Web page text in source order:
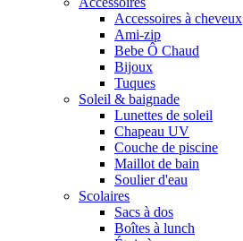
Accessoires à cheveux
Ami-zip
Bebe Ô Chaud
Bijoux
Tuques
Soleil & baignade
Lunettes de soleil
Chapeau UV
Couche de piscine
Maillot de bain
Soulier d'eau
Scolaires
Sacs à dos
Boîtes à lunch